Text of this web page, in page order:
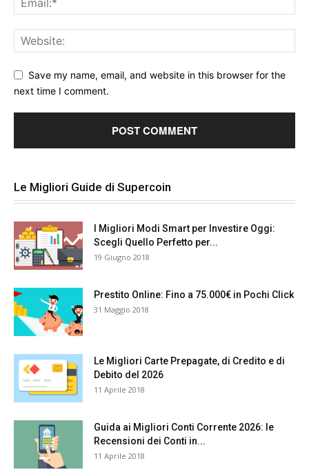
Save my name, email, and website in this browser for the
next time I comment.
Le Migliori Guide di Supercoin
I Migliori Modi Smart per Investire Oggi:
Scegli Quello Perfetto per...
19 Giugno 2018
Prestito Online: Fino a 75.000€ in Pochi Click
31 Maggio 2018
Le Migliori Carte Prepagate, di Credito e di
Debito del 2026
11 Aprile 2018
Guida ai Migliori Conti Corrente 2026: le
Recensioni dei Conti in...
11 Aprile 2018